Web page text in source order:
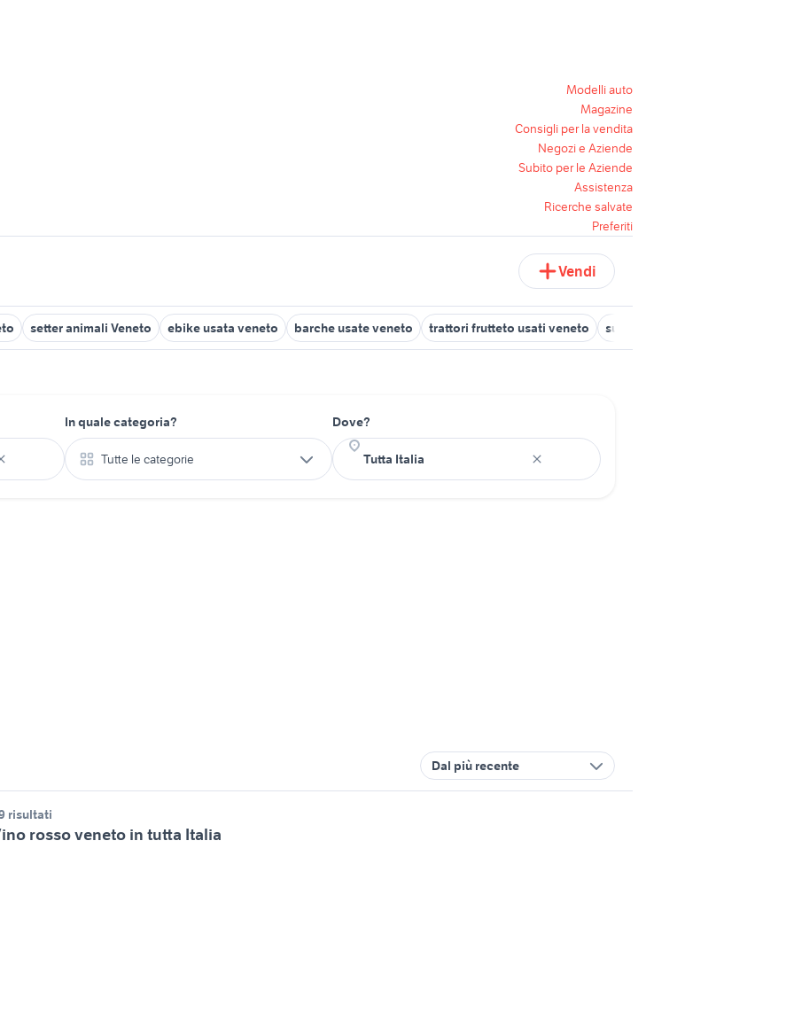
Modelli auto
Magazine
Consigli per la vendita
Negozi e Aziende
Subito per le Aziende
Assistenza
Ricerche salvate
Preferiti
Vendi
setter animali Veneto ebike usata veneto barche usate veneto trattori frutteto usati veneto suv usati veneto
In quale categoria?
Tutte le categorie
Dove?
Dal più recente
risultati
rosso veneto in tutta Italia